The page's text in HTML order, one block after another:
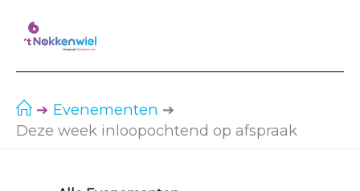
naar
Evenementen
Deze week inloopochtend op afspraak